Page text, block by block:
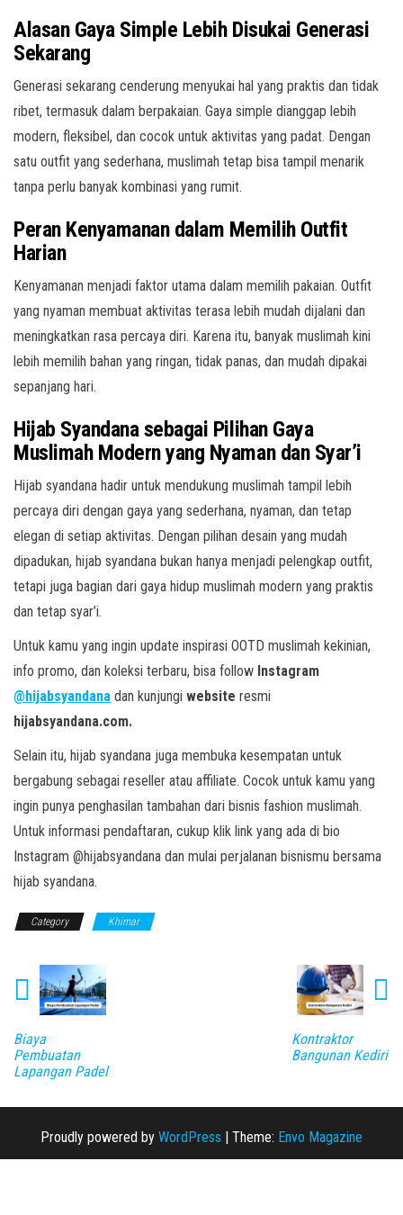
Alasan Gaya Simple Lebih Disukai Generasi
Sekarang
Generasi sekarang cenderung menyukai hal yang praktis dan tidak
ribet, termasuk dalam berpakaian. Gaya simple dianggap lebih
modern, fleksibel, dan cocok untuk aktivitas yang padat. Dengan
satu outfit yang sederhana, muslimah tetap bisa tampil menarik
tanpa perlu banyak kombinasi yang rumit.
Peran Kenyamanan dalam Memilih Outfit
Harian
Kenyamanan menjadi faktor utama dalam memilih pakaian. Outfit
yang nyaman membuat aktivitas terasa lebih mudah dijalani dan
meningkatkan rasa percaya diri. Karena itu, banyak muslimah kini
lebih memilih bahan yang ringan, tidak panas, dan mudah dipakai
sepanjang hari.
Hijab Syandana sebagai Pilihan Gaya
Muslimah Modern yang Nyaman dan Syar’i
Hijab syandana hadir untuk mendukung muslimah tampil lebih
percaya diri dengan gaya yang sederhana, nyaman, dan tetap
elegan di setiap aktivitas. Dengan pilihan desain yang mudah
dipadukan, hijab syandana bukan hanya menjadi pelengkap outfit,
tetapi juga bagian dari gaya hidup muslimah modern yang praktis
dan tetap syar’i.
Untuk kamu yang ingin update inspirasi OOTD muslimah kekinian,
info promo, dan koleksi terbaru, bisa follow Instagram
@hijabsyandana dan kunjungi website resmi
hijabsyandana.com.
Selain itu, hijab syandana juga membuka kesempatan untuk
bergabung sebagai reseller atau affiliate. Cocok untuk kamu yang
ingin punya penghasilan tambahan dari bisnis fashion muslimah.
Untuk informasi pendaftaran, cukup klik link yang ada di bio
Instagram @hijabsyandana dan mulai perjalanan bisnismu bersama
hijab syandana.
Category Khimar
Biaya
Pembuatan
Lapangan Padel
Kontraktor
Bangunan Kediri
Proudly powered by WordPress | Theme: Envo Magazine